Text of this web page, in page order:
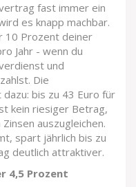
fast immer ein
es knapp machbar.
10 Prozent deiner
Jahr - wenn du
und
Die
bis zu 43 Euro für
kein riesiger Betrag,
auszugleichen.
spart jährlich bis zu
deutlich attraktiver.
4,5 Prozent